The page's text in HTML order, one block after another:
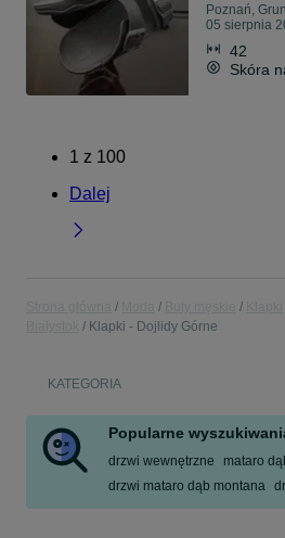
Poznań,
05 sierpnia
42
Skóra
1 z 100
Dalej
Klapki - Dojlidy Górne
KATEGORIA
Popularne
drzwi wewnętrzne
mataro
drzwi mataro dąb montana